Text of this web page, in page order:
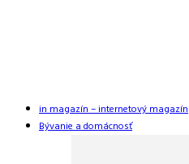
in magazín – internetový magazín
Bývanie a domácnosť